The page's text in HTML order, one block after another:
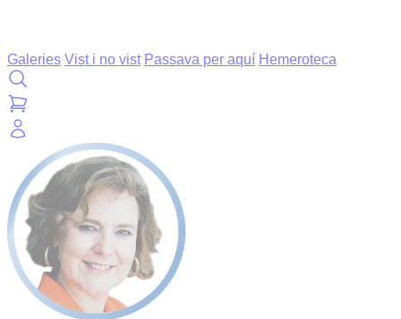
Galeries Vist i no vist Passava per aquí Hemeroteca